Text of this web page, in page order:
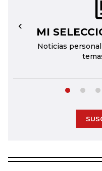
MI
Noticias
←